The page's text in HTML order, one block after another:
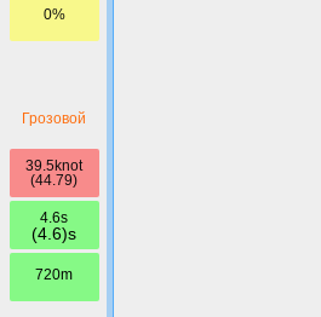
0%
Грозовой
39.5knot
(44.79)
4.6s
(4.6)s
720m